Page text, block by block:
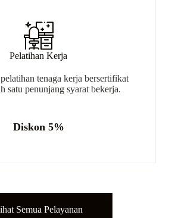
Pelatihan Kerja
tenaga kerja bersertifikat
satu penunjang syarat bekerja.
Diskon 5%
Semua Pelayanan